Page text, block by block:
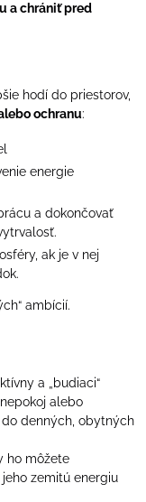
a chrániť pred
hodí do priestorov,
ochranu:
energie
a dokončovať
ak je v nej
ambícií.
a „budiaci“
alebo
denných, obytných
ho môžete
jeho zemitú energiu